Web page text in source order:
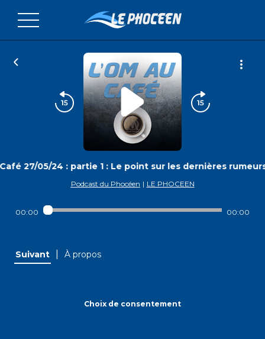
27/05/24 : partie 1 : Le point sur les dernières
Podcast du Phocéen | LE PHOCEEN
00:00 00:00
Suivant À propos
Choix de consentement